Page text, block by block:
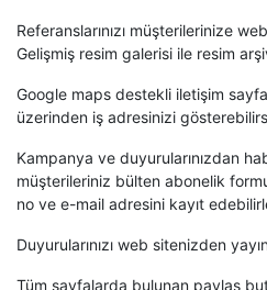
Referanslarınızı müşterilerinize
Gelişmiş resim galerisi ile resim
Google maps destekli iletişim
üzerinden iş adresinizi
Kampanya ve duyurularınızdan
müşterileriniz bülten abonelik
no ve e-mail adresini kayıt
Duyurularınızı web sitenizden
Tüm sayfalarda bulunan paylaş